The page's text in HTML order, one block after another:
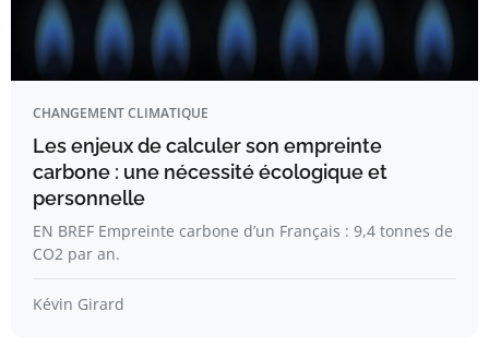
CHANGEMENT CLIMATIQUE
Les enjeux de calculer son empreinte
carbone : une nécessité écologique et
personnelle
EN BREF Empreinte carbone d’un Français : 9,4 tonnes de
CO2 par an.
Kévin Girard